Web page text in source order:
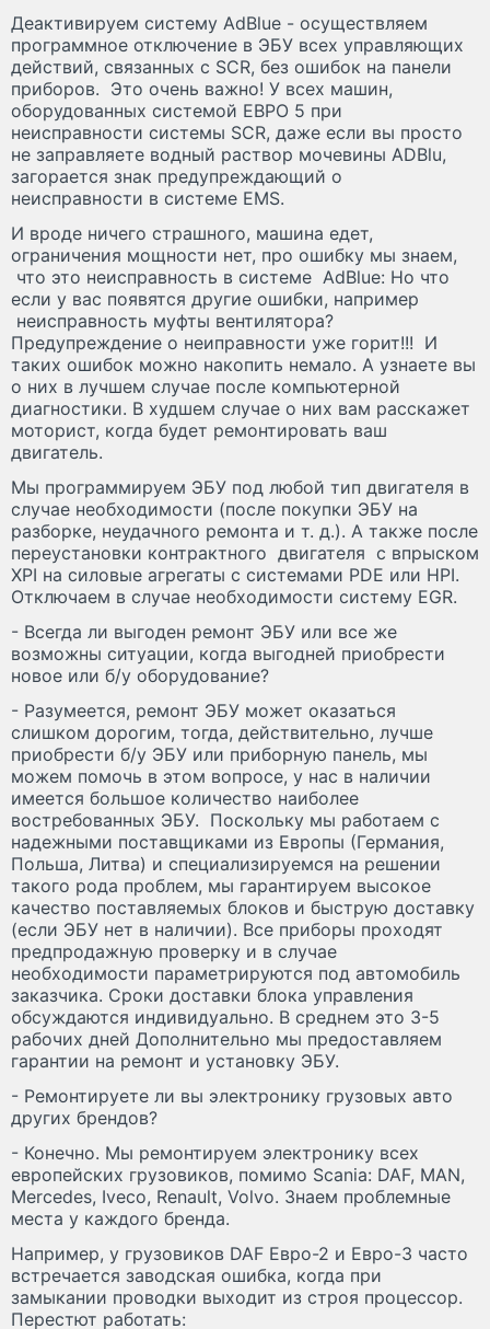
Деактивируем систему AdBlue - осуществляем
программное отключение в ЭБУ всех управляющих
действий, связанных с SCR, без ошибок на панели
приборов. Это очень важно! У всех машин,
оборудованных системой ЕВРО 5 при
неисправности системы SCR, даже если вы просто
не заправляете водный раствор мочевины ADBlu,
загорается знак предупреждающий о
неисправности в системе EMS.
И вроде ничего cтрашного, машина едет,
ограничения мощности нет, про ошибку мы знаем,
что это неисправность в системе AdBlue: Но что
если у вас появятся другие ошибки, например
неисправность муфты вентилятора?
Предупреждение о неиправности уже горит!!! И
таких ошибок можно накопить немало. А узнаете вы
о них в лучшем случае после компьютерной
диагностики. В худшем случае о них вам расскажет
моторист, когда будет ремонтировать ваш
двигатель.
Мы программируем ЭБУ под любой тип двигателя в
случае необходимости (после покупки ЭБУ на
разборке, неудачного ремонта и т. д.). А также после
переустановки контрактного двигателя с впрыском
XPI на силовые агрегаты с системами PDE или HPI.
Отключаем в случае необходимости систему EGR.
- Всегда ли выгоден ремонт ЭБУ или все же
возможны ситуации, когда выгодней приобрести
новое или б/у оборудование?
- Разумеется, ремонт ЭБУ может оказаться
слишком дорогим, тогда, действительно, лучше
приобрести б/у ЭБУ или приборную панель, мы
можем помочь в этом вопросе, у нас в наличии
имеется большое количество наиболее
востребованных ЭБУ. Поскольку мы работаем с
надежными поставщиками из Европы (Германия,
Польша, Литва) и специализируемся на решении
такого рода проблем, мы гарантируем высокое
качество поставляемых блоков и быструю доставку
(если ЭБУ нет в наличии). Все приборы проходят
предпродажную проверку и в случае
необходимости параметрируются под автомобиль
заказчика. Сроки доставки блока управления
обсуждаются индивидуально. В среднем это 3-5
рабочих дней Дополнительно мы предоставляем
гарантии на ремонт и установку ЭБУ.
- Ремонтируете ли вы электронику грузовых авто
других брендов?
- Конечно. Мы ремонтируем электронику всех
европейских грузовиков, помимо Scania: DAF, MAN,
Mercedes, Iveco, Renault, Volvo. Знаем проблемные
места у каждого бренда.
Например, у грузовиков DAF Евро-2 и Евро-3 часто
встречается заводская ошибка, когда при
замыкании проводки выходит из строя процессор.
Перестют работать: